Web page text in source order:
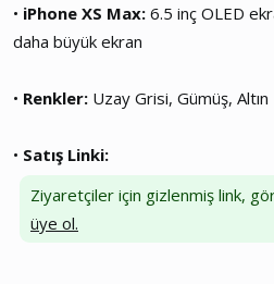
• iPhone XS Max: 6.5 inç OLED
daha büyük ekran
• Renkler: Uzay Grisi, Gümüş, Altın
• Satış Linki:
Ziyaretçiler için gizlenmiş link,
üye ol.